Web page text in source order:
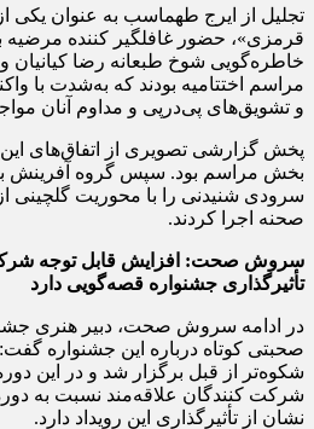
تجلیل از ایرج طهماسب به عنوان یکی
قرمزی»، حضور غافلگیر کننده مرضیه
خاطره‌گویی شوخ طبعانه رضا
مراسم اختتامیه بودند که به‌شدت با
و تشویق‌های پی‌درپی و مداوم آنان
پخش گزارشی تصویری از اتفاق‌های
بخش مراسم بود. سپس گروه آفرینش
سرودی شنیدنی را با محوریت
صحنه اجرا کردند.
سروش صحت: افزایش قابل توجه
تأثیرگذاری جشنواره قصه‌گویی دارد
در ادامه سروش صحت، دبیر هنری
صحبتی کوتاه درباره این جشنواره
شکوه‌تر از قبل برگزار شد و در این
شرکت کنندگان علاقه‌مند نسبت به
نشان از تأثیرگذاری این رویداد دارد.